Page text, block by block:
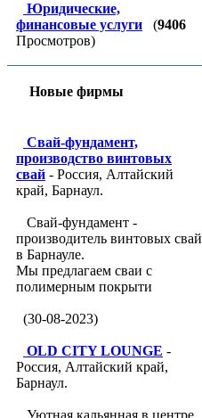
Юридические,
финансовые услуги
(9406
Просмотров)
Новые фирмы
Свай-фундамент,
производство винтовых
свай - Россия, Алтайский
край, Барнаул.
Свай-фундамент -
производитель винтовых свай
в Барнауле.
Мы предлагаем сваи с
полимерным покрыти
(30-08-2023)
OLD CITY LOUNGE -
Россия, Алтайский край,
Барнаул.
Уютная кальянная в центре